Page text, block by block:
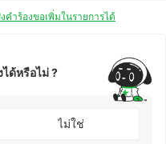
ผ่านแอป
คำร้องขอเพิ่มในรายการได้
ด้หรือไม่ ?
ไม่ใช่